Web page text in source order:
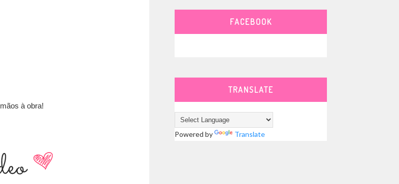
à obra!
FACEBOOK
TRANSLATE
Powered by Translate